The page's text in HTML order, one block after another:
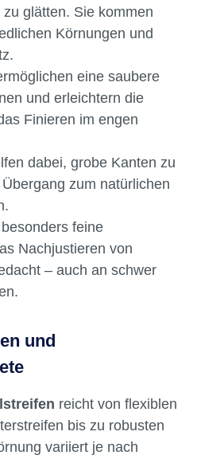
glätten. Sie kommen
Körnungen und
eine saubere
und erleichtern die
Finieren im engen
dabei, grobe Kanten zu
zum natürlichen
feine
Nachjustieren von
– auch an schwer
und
reicht von flexiblen
bis zu robusten
variiert je nach